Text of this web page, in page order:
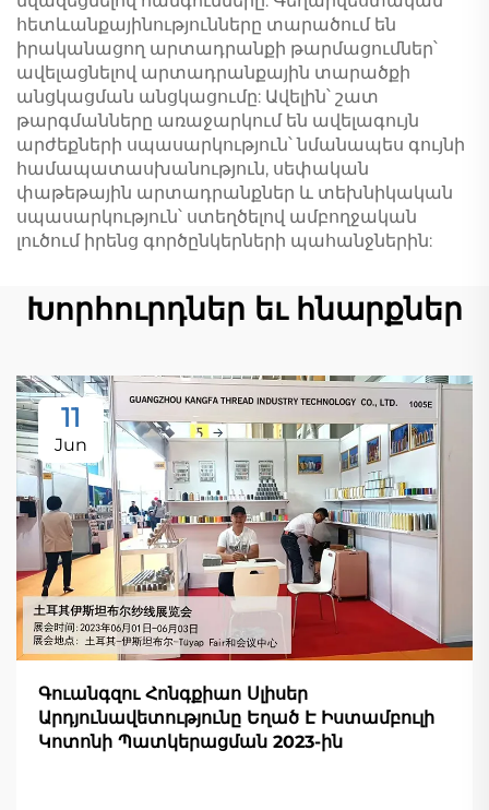
հետևանքայինությունները տարածում են
իրականացող արտադրանքի թարմացումներ՝
ավելացնելով արտադրանքային տարածքի
անցկացման անցկացումը: Ավելին՝ շատ
թարգմանները առաջարկում են ավելագույն
արժեքների սպասարկություն՝ նմանապես գույնի
համապատասխանություն, սեփական
փաթեթային արտադրանքներ և տեխնիկական
սպասարկություն՝ ստեղծելով ամբողջական
լուծում իրենց գործընկերների պահանջներին:
Խորհուրդներ եւ հնարքներ
11
Jun
Գուանգզու Հոնգքիաո Սլիսեր
Արդյունավետությունը Եղած Է Իստամբուլի
Կոտոնի Պատկերացման 2023-ին